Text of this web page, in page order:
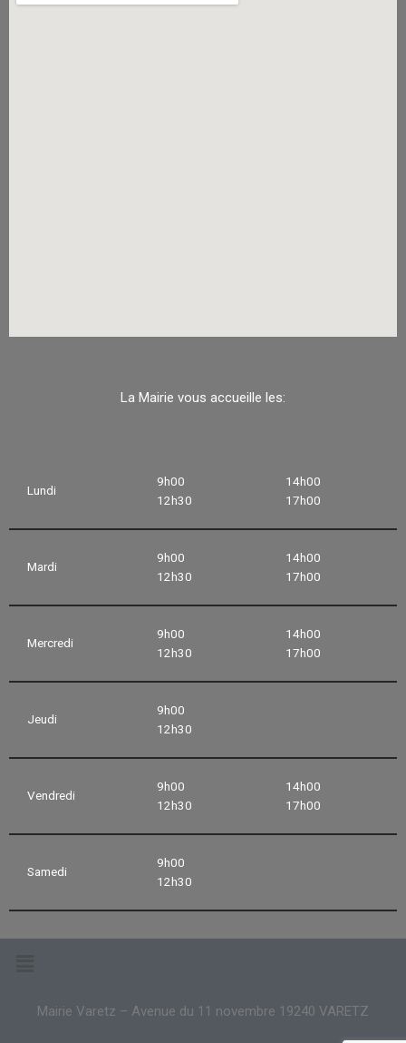
La Mairie vous accueille les:
Lundi
9h00
12h30
14h00
17h00
Mardi
9h00
12h30
14h00
17h00
Mercredi
9h00
12h30
14h00
17h00
Jeudi
9h00
12h30
Vendredi
9h00
12h30
14h00
17h00
Samedi
9h00
12h30
Mairie Varetz – Avenue du 11 novembre 19240 VARETZ